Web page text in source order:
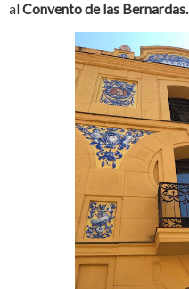
alConvento de las Bernardas.